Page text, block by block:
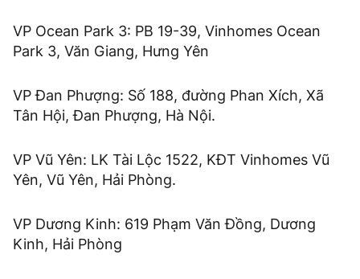
VP Ocean Park 3: PB 19-39, Vinhomes Ocean
Park 3, Văn Giang, Hưng Yên
VP Đan Phượng: Số 188, đường Phan Xích, Xã
Tân Hội, Đan Phượng, Hà Nội.
VP Vũ Yên: LK Tài Lộc 1522, KĐT Vinhomes Vũ
Yên, Vũ Yên, Hải Phòng.
VP Dương Kinh: 619 Phạm Văn Đồng, Dương
Kinh, Hải Phòng